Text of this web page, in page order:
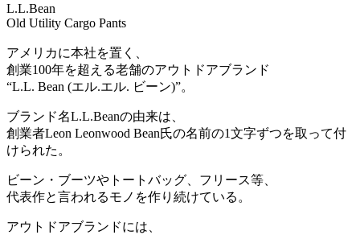
L.L.Bean
Old Utility Cargo Pants
アメリカに本社を置く、
創業100年を超える老舗のアウトドアブランド
“L.L. Bean (エル.エル. ビーン)”。
ブランド名L.L.Beanの由来は、
創業者Leon Leonwood Bean氏の名前の1文字ずつを取って付
けられた。
ビーン・ブーツやトートバッグ、フリース等、
代表作と言われるモノを作り続けている。
アウトドアブランドには、